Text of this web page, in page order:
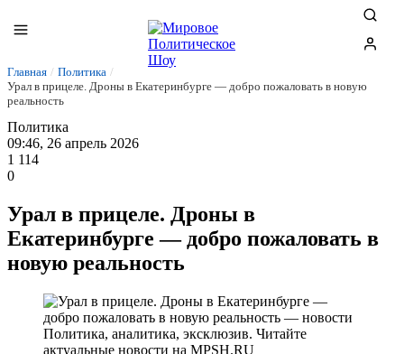
Главная / Политика /
Урал в прицеле. Дроны в Екатеринбурге — добро пожаловать в новую
реальность
Политика
09:46, 26 апрель 2026
1 114
0
Урал в прицеле. Дроны в
Екатеринбурге — добро пожаловать в
новую реальность